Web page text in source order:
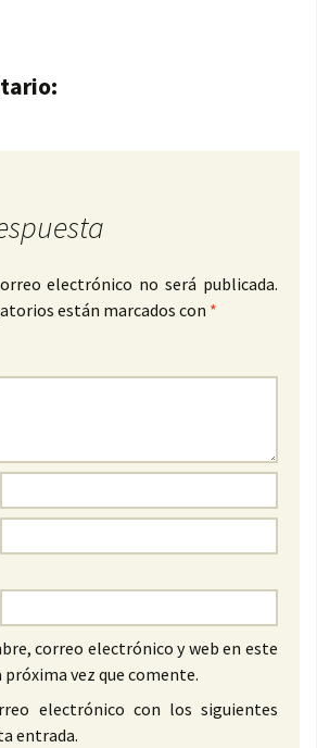
de entradas
electrónico no será publicada.
están marcados con *
correo electrónico y web en este
vez que comente.
electrónico con los siguientes
entrada.